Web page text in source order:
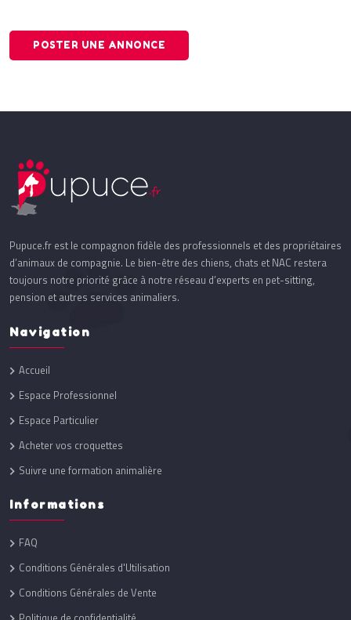
POSTER UNE ANNONCE
Pupuce.fr est le compagnon fidèle des professionnels et des propriétaires
d’animaux de compagnie. Le bien-être des chiens, chats et NAC restera
toujours notre priorité grâce à notre réseau d’experts en pet-sitting,
pension et autres services animaliers.
Navigation
Accueil
Espace Professionnel
Espace Particulier
Acheter vos croquettes
Suivre une formation animalière
Informations
FAQ
Conditions Générales d'Utilisation
Conditions Générales de Vente